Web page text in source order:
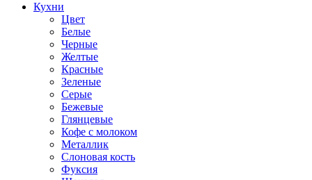
Кухни
Цвет
Белые
Черные
Желтые
Красные
Зеленые
Серые
Бежевые
Глянцевые
Кофе с молоком
Металлик
Слоновая кость
Фуксия